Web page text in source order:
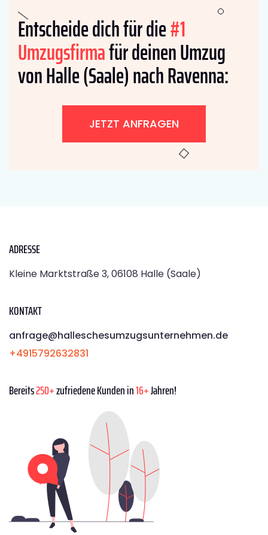
Entscheide dich für die#1
Umzugsfirmafür deinen Umzug
von Halle (Saale) nach Ravenna:
JETZT ANFRAGEN
ADRESSE
Kleine Marktstraße 3, 06108 Halle (Saale)
KONTAKT
anfrage@halleschesumzugsunternehmen.de
+4915792632831
Bereits250+zufriedene Kunden in16+Jahren!